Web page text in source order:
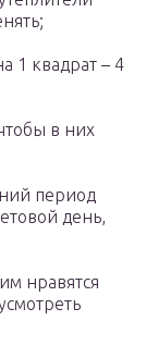
1 квадрат – 4
в них
период
день,
нравятся